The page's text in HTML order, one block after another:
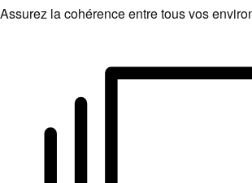
Assurez la cohérence entre tous vos